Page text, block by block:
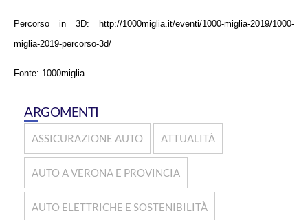
Percorso in 3D: http://1000miglia.it/eventi/1000-miglia-2019/1000-
miglia-2019-percorso-3d/
Fonte: 1000miglia
ARGOMENTI
ASSICURAZIONE AUTO ATTUALITÀ
AUTO A VERONA E PROVINCIA
AUTO ELETTRICHE E SOSTENIBILITÀ